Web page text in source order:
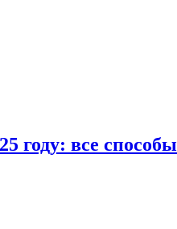
году: все способы